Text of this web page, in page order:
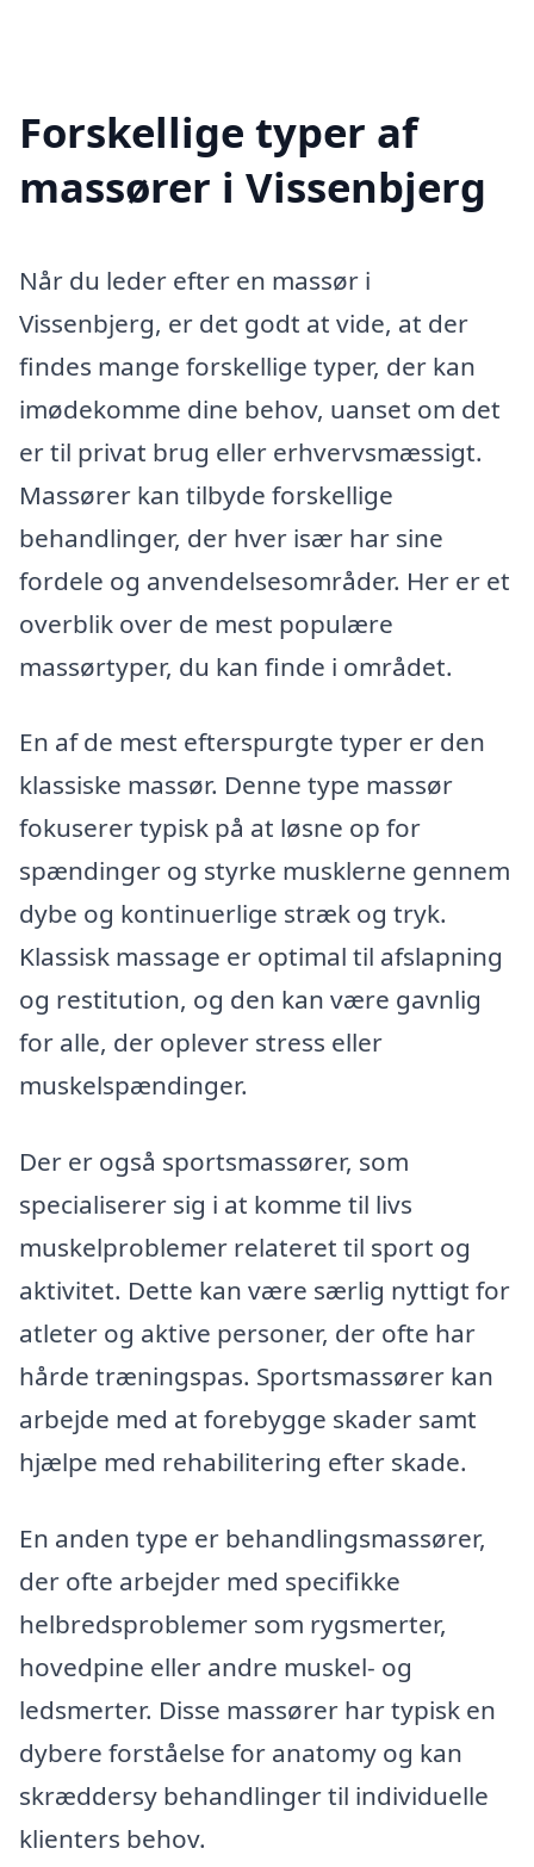
Forskellige typer af
massører i Vissenbjerg
Når du leder efter en massør i
Vissenbjerg, er det godt at vide, at der
findes mange forskellige typer, der kan
imødekomme dine behov, uanset om det
er til privat brug eller erhvervsmæssigt.
Massører kan tilbyde forskellige
behandlinger, der hver især har sine
fordele og anvendelsesområder. Her er et
overblik over de mest populære
massørtyper, du kan finde i området.
En af de mest efterspurgte typer er den
klassiske massør. Denne type massør
fokuserer typisk på at løsne op for
spændinger og styrke musklerne gennem
dybe og kontinuerlige stræk og tryk.
Klassisk massage er optimal til afslapning
og restitution, og den kan være gavnlig
for alle, der oplever stress eller
muskelspændinger.
Der er også sportsmassører, som
specialiserer sig i at komme til livs
muskelproblemer relateret til sport og
aktivitet. Dette kan være særlig nyttigt for
atleter og aktive personer, der ofte har
hårde træningspas. Sportsmassører kan
arbejde med at forebygge skader samt
hjælpe med rehabilitering efter skade.
En anden type er behandlingsmassører,
der ofte arbejder med specifikke
helbredsproblemer som rygsmerter,
hovedpine eller andre muskel- og
ledsmerter. Disse massører har typisk en
dybere forståelse for anatomy og kan
skræddersy behandlinger til individuelle
klienters behov.